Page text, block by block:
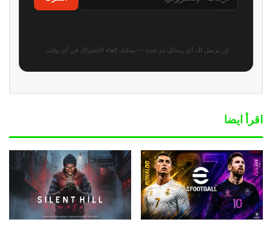
لن نرسل لك أي رسائل مزعجة — يمكنك إلغاء الاشتراك في أي وقت.
اقرأ ايضا